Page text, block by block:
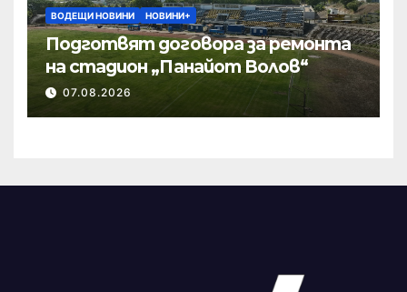
ВОДЕЩИ НОВИНИ НОВИНИ+
Подготвят договора за ремонта
на стадион „Панайот Волов“
07.08.2026